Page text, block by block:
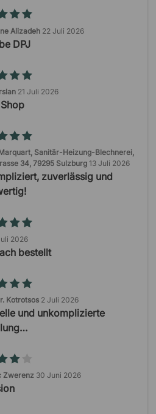
Alizadeh 22 Juli 2026
DPJ
21 Juli 2026
Sanitär-Heizung-Blechnerei,
34, 79295 Sulzburg13 Juli 2026
zuverlässig und
2026
bestellt
Kotrotsos 2 Juli 2026
und unkomplizierte
Zwerenz 30 Juni 2026